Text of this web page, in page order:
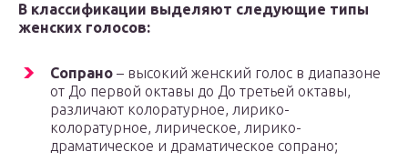
В классификации выделяют следующие типы
женских голосов:
Сопрано – высокий женский голос в диапазоне
от До первой октавы до До третьей октавы,
различают колоратурное, лирико-
колоратурное, лирическое, лирико-
драматическое и драматическое сопрано;